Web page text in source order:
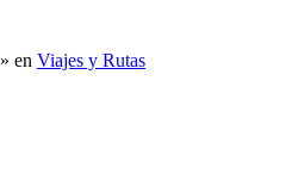
» en Viajes y Rutas